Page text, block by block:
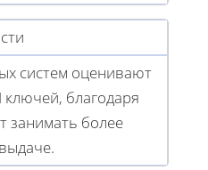
систем оценивают
ключей, благодаря
занимать более